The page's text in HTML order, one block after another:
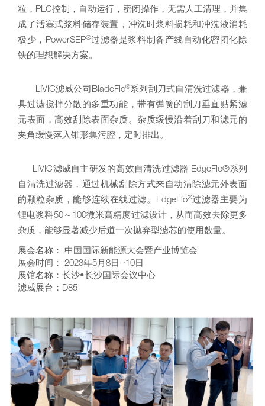
粒，PLC控制，自动运行，密闭操作，无需人工清理，并集
成了活塞式浆料储存装置，冲洗时浆料损耗和冲洗液消耗
极少，PowerSEP®过滤器是浆料制备产线自动化密闭化除
铁的理想解决方案。
LIVIC滤威公司BladeFlo®系列刮刀式自清洗过滤器，兼
具过滤搅拌分散的多重功能，带有弹簧的刮刀垂直贴紧滤
元表面，高效刮除表面杂质。杂质缓慢沿着刮刀和滤元的
夹角缓慢落入锥形集污腔，定时排出。
LIVIC滤威自主研发的高效自清洗过滤器 EdgeFlo®系列
自清洗过滤器，通过机械刮除方式来自动清除滤元外表面
的颗粒杂质，能够连续在线过滤。EdgeFlo®过滤器主要为
锂电浆料50～100微米高精度过滤设计，从而高效去除更多
杂质，能够显著减少后道一次抛弃型滤芯的使用数量。
展会名称： 中国国际新能源大会暨产业博览会
展会时间： 2023年5月8日-·10日
展馆名称：长沙•长沙国际会议中心
滤威展台：D85